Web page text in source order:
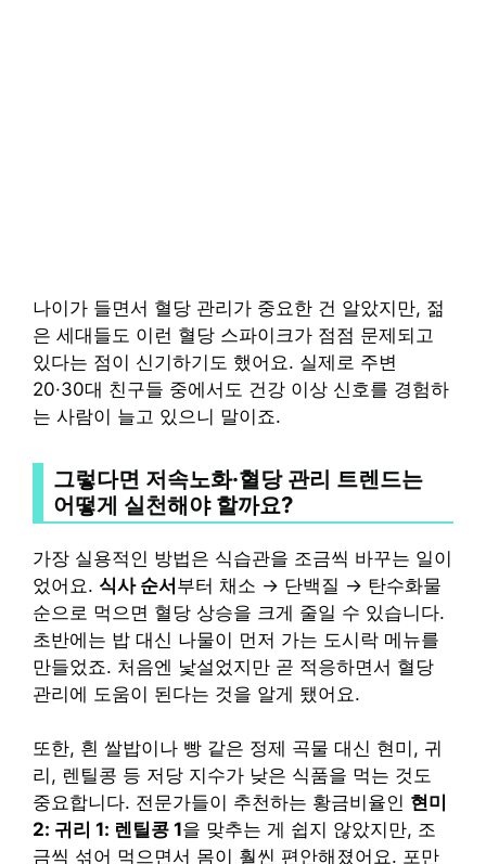
나이가 들면서 혈당 관리가 중요한 건 알았지만, 젊
은 세대들도 이런 혈당 스파이크가 점점 문제되고
있다는 점이 신기하기도 했어요. 실제로 주변
20·30대 친구들 중에서도 건강 이상 신호를 경험하
는 사람이 늘고 있으니 말이죠.
그렇다면 저속노화·혈당 관리 트렌드는
어떻게 실천해야 할까요?
가장 실용적인 방법은 식습관을 조금씩 바꾸는 일이
었어요. 식사 순서부터 채소 → 단백질 → 탄수화물
순으로 먹으면 혈당 상승을 크게 줄일 수 있습니다.
초반에는 밥 대신 나물이 먼저 가는 도시락 메뉴를
만들었죠. 처음엔 낯설었지만 곧 적응하면서 혈당
관리에 도움이 된다는 것을 알게 됐어요.
또한, 흰 쌀밥이나 빵 같은 정제 곡물 대신 현미, 귀
리, 렌틸콩 등 저당 지수가 낮은 식품을 먹는 것도
중요합니다. 전문가들이 추천하는 황금비율인 현미
2: 귀리 1: 렌틸콩 1을 맞추는 게 쉽지 않았지만, 조
금씩 섞어 먹으면서 몸이 훨씬 편안해졌어요. 포만